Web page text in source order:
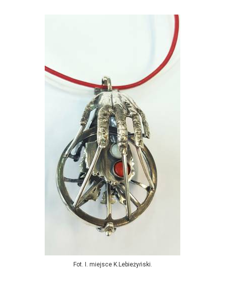
Fot. I. miejsce K.Lebieżyński.